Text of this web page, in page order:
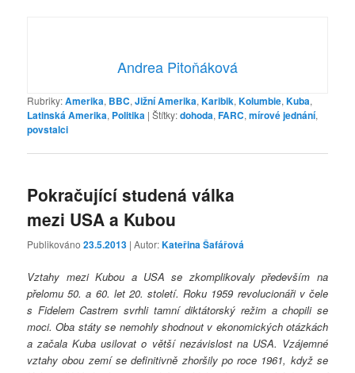
Andrea Pitoňáková
Rubriky:Amerika, BBC,Jižní Amerika,Karibik,Kolumbie,Kuba,
Latinská Amerika, Politika |Štítky:dohoda,FARC,mírové jednání,
povstalci
Pokračující studená válka
mezi USA a Kubou
Publikováno23.5.2013 | Autor:Kateřina Šafářová
Vztahy mezi Kubou a USA se zkomplikovaly především na
přelomu 50. a 60. let 20. století. Roku 1959 revolucionáři v čele
s Fidelem Castrem svrhli tamní diktátorský režim a chopili se
moci. Oba státy se nemohly shodnout v ekonomických otázkách
a začala Kuba usilovat o větší nezávislost na USA. Vzájemné
vztahy obou zemí se definitivně zhoršily po roce 1961, když se